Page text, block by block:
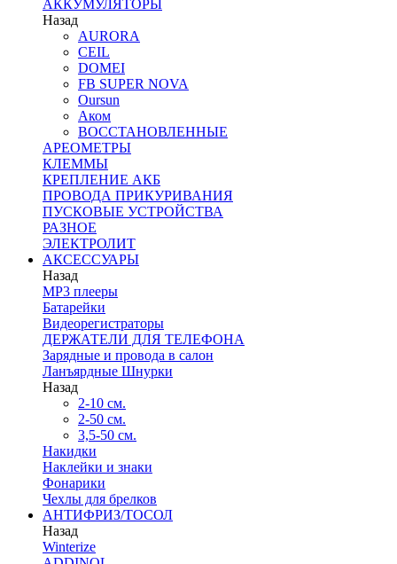
АККУМУЛЯТОРЫ
Назад
AURORA
CEIL
DOMEI
FB SUPER NOVA
Oursun
Аком
ВОССТАНОВЛЕННЫЕ
АРЕОМЕТРЫ
КЛЕММЫ
КРЕПЛЕНИЕ АКБ
ПРОВОДА ПРИКУРИВАНИЯ
ПУСКОВЫЕ УСТРОЙСТВА
РАЗНОЕ
ЭЛЕКТРОЛИТ
АКСЕССУАРЫ
Назад
MP3 плееры
Батарейки
Видеорегистраторы
ДЕРЖАТЕЛИ ДЛЯ ТЕЛЕФОНА
Зарядные и провода в салон
Ланъярдные Шнурки
Назад
2-10 см.
2-50 см.
3,5-50 см.
Накидки
Наклейки и знаки
Фонарики
Чехлы для брелков
АНТИФРИЗ/ТОСОЛ
Назад
Winterize